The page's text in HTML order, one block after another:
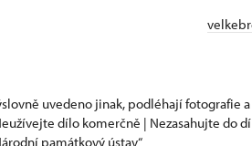
uvedeno jinak, podléhají fotografie
dílo komerčně | Nezasahujte do
památkový ústav“